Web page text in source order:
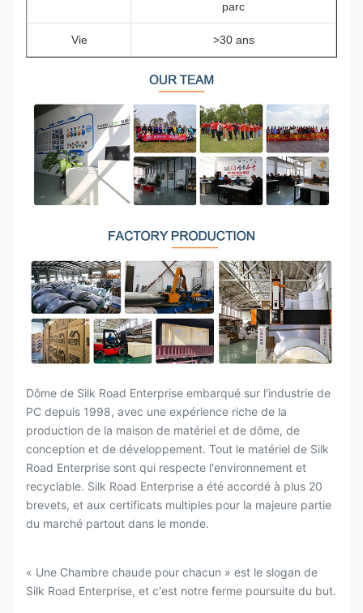
parc
Vie >30 ans
Dôme de Silk Road Enterprise embarqué sur l'industrie de
PC depuis 1998, avec une expérience riche de la
production de la maison de matériel et de dôme, de
conception et de développement. Tout le matériel de Silk
Road Enterprise sont qui respecte l'environnement et
recyclable. Silk Road Enterprise a été accordé à plus 20
brevets, et aux certificats multiples pour la majeure partie
du marché partout dans le monde.
« Une Chambre chaude pour chacun » est le slogan de
Silk Road Enterprise, et c'est notre ferme poursuite du but.